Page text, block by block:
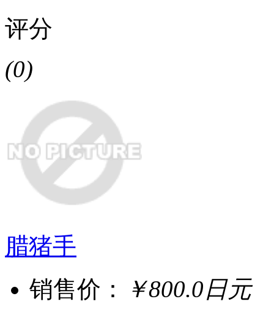
评分
(0)
腊猪手
销售价：
￥800.0日元